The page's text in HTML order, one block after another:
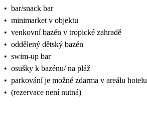
• bar/snack bar
• minimarket v objektu
• venkovní bazén v tropické zahradě
• oddělený dětský bazén
• swim-up bar
• osušky k bazénu/ na pláž
• parkování je možné zdarma v areálu hotelu
• (rezervace není nutná)